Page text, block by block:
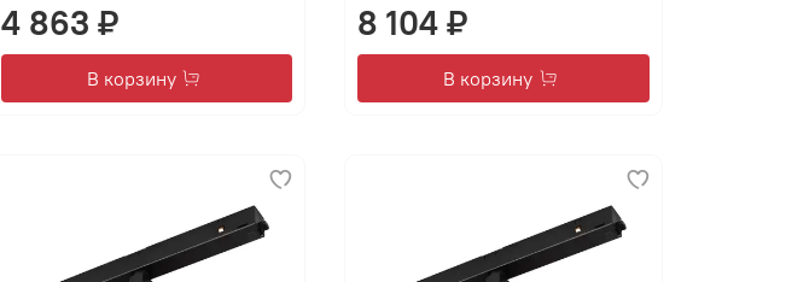
4 863 ₽
В корзину
8 104 ₽
В корзину